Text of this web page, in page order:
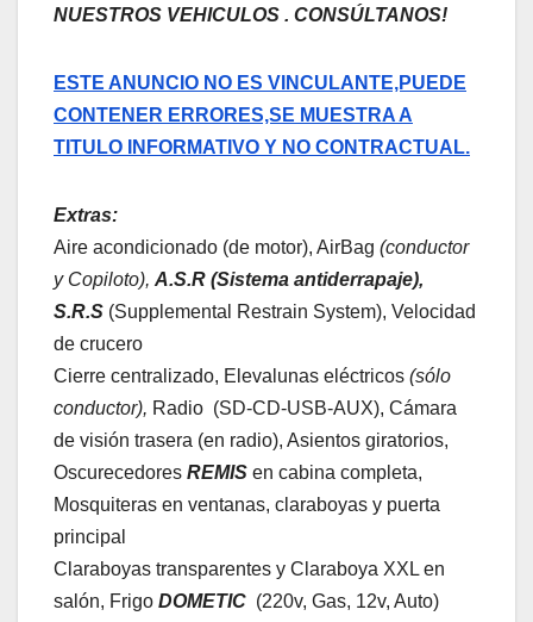
NUESTROS VEHICULOS . CONSÚLTANOS!
ESTE ANUNCIO NO ES VINCULANTE,PUEDE
CONTENER ERRORES,SE MUESTRA A
TITULO INFORMATIVO Y NO CONTRACTUAL.
Extras:
Aire acondicionado (de motor), AirBag (conductor
y Copiloto), A.S.R (Sistema antiderrapaje),
S.R.S (Supplemental Restrain System), Velocidad
de crucero
Cierre centralizado, Elevalunas eléctricos (sólo
conductor), Radio (SD-CD-USB-AUX), Cámara
de visión trasera (en radio), Asientos giratorios,
Oscurecedores REMIS en cabina completa,
Mosquiteras en ventanas, claraboyas y puerta
principal
Claraboyas transparentes y Claraboya XXL en
salón, Frigo DOMETIC (220v, Gas, 12v, Auto)